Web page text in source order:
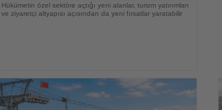
Hükümetin özel sektöre açtığı yeni alanlar, turizm yatırımları
ve ziyaretçi altyapısı açısından da yeni fırsatlar yaratabilir